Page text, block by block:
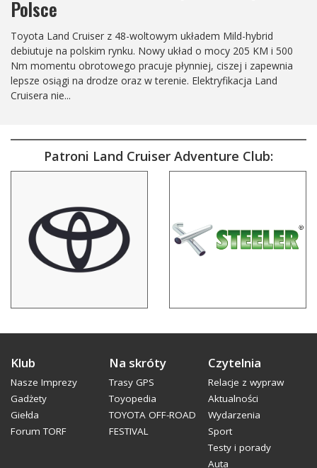
Z okazji 40. rocznicy wprowadzenia modelu Prado do
sprzedaży, światowi specjaliści od pojazdów o ekstremalnej
mobilności, Arctic Trucks, ponownie definiują pojęcie "chłodny i
zdolny", prezentując długo oczekiwanego Land Cruisera 250 /
Prado AT37....
Patroni Land Cruiser Adventure Club:
Klub
Nasze Imprezy
Gadżety
Giełda
Forum TORF
Na skróty
Trasy GPS
Toyopedia
TOYOTA OFF-ROAD
FESTIVAL
Czytelnia
Relacje z wypraw
Aktualności
Wydarzenia
Sport
Testy i porady
Auta